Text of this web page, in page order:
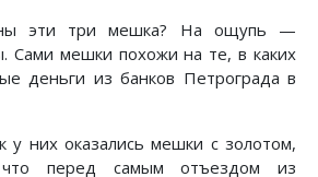
эти три мешка? На ощупь —
Сами мешки похожи на те, в каких
деньги из банков Петрограда в
у них оказались мешки с золотом,
перед самым отъездом из